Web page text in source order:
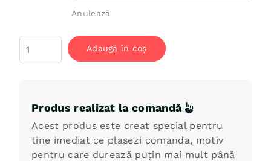
Anulează
Tricou
drăguță
Adaugă în coș
Produs realizat la comandă
Acest produs este creat special pentru
tine imediat ce plasezi comanda, motiv
pentru care durează puțin mai mult până